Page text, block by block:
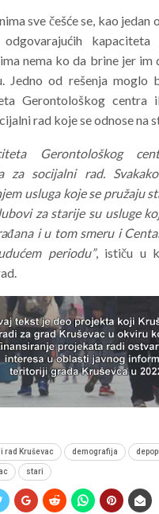
sve češće se, kao jedan
nema ko da brine jer im
Jedno od rešenja moglo
Gerontološkog centra
rad koje se odnose na
Gerontološkog
za socijalni rad.
usluga koje se pružaju
za starije su usluge
i u tom smeru i
periodu”, ističu u
rad Kruševac demografija
stari